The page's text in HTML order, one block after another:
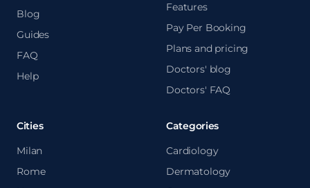
Blog
Guides
FAQ
Help
Features
Pay Per Booking
Plans and pricing
Doctors' blog
Doctors' FAQ
Cities
Milan
Rome
Categories
Cardiology
Dermatology